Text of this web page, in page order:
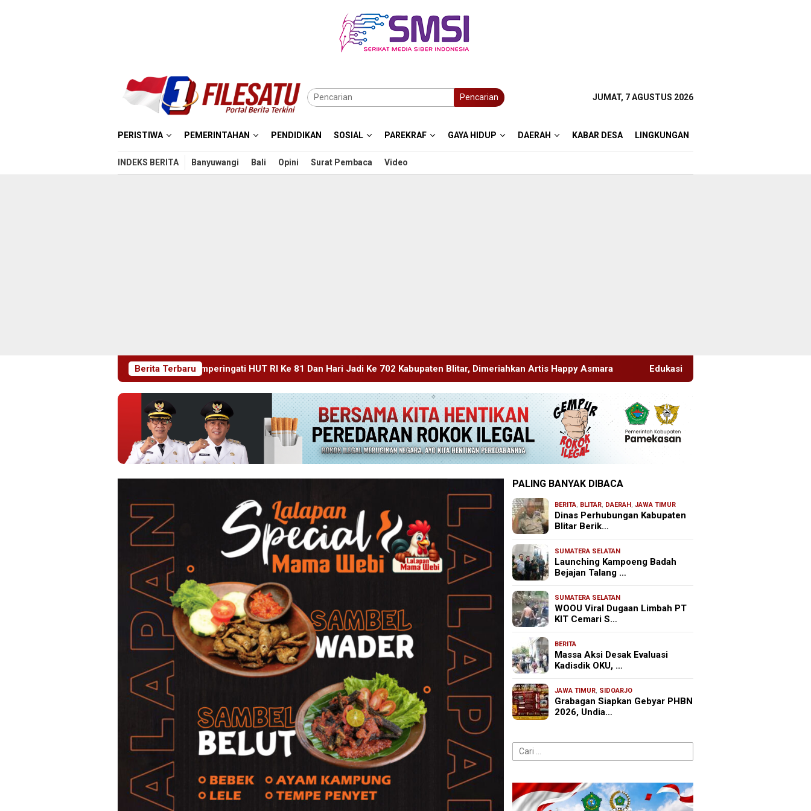
Pencarian JUMAT, 7 AGUSTUS 2026
PERISTIWA PEMERINTAHAN PENDIDIKAN SOSIAL PAREKRAF GAYA HIDUP DAERAH KABAR DESA LINGKUNGAN
INDEKS BERITA Banyuwangi Bali Opini Surat Pembaca Video
Berita Terbaru
Blitaria Expo 2026 Memperingati HUT RI Ke 81 Dan Hari Jadi Ke 702 Kabupaten Blitar, Dimeriahkan Artis Happy Asmara Edukasi Sejak Dini, Pemkab Sidoarjo Perkuat Pencegahan
PALING BANYAK DIBACA
BERITA, BLITAR, DAERAH ,JAWA TIMUR
Dinas Perhubungan Kabupaten
Blitar Berik…
SUMATERA SELATAN
Launching Kampoeng Badah
Bejajan Talang …
SUMATERA SELATAN
WOOU Viral Dugaan Limbah PT
KIT Cemari S…
BERITA
Massa Aksi Desak Evaluasi
Kadisdik OKU, …
JAWA TIMUR, SIDOARJO
Grabagan Siapkan Gebyar PHBN
2026, Undia…
Cari
untuk: